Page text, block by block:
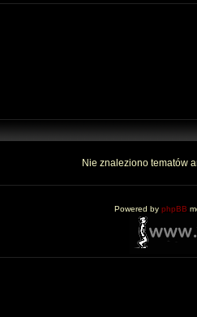
Nie znaleziono tematów
Powered by phpBB